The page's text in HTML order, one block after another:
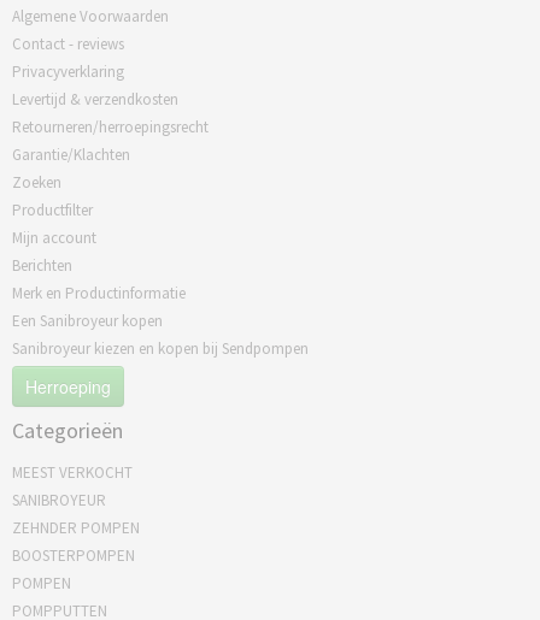
Algemene Voorwaarden
Contact - reviews
Privacyverklaring
Levertijd & verzendkosten
Retourneren/herroepingsrecht
Garantie/Klachten
Zoeken
Productfilter
Mijn account
Berichten
Merk en Productinformatie
Een Sanibroyeur kopen
Sanibroyeur kiezen en kopen bij Sendpompen
Herroeping
Categorieën
MEEST VERKOCHT
SANIBROYEUR
ZEHNDER POMPEN
BOOSTERPOMPEN
POMPEN
POMPPUTTEN